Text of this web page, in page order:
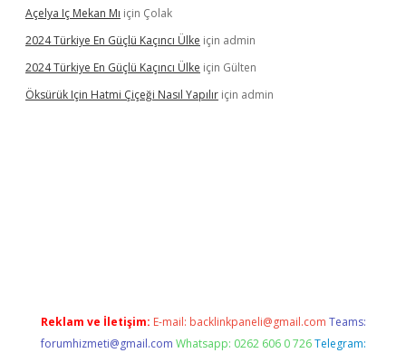
Açelya Iç Mekan Mı için Çolak
2024 Türkiye En Güçlü Kaçıncı Ülke için admin
2024 Türkiye En Güçlü Kaçıncı Ülke için Gülten
Öksürük Için Hatmi Çiçeği Nasıl Yapılır için admin
Reklam ve İletişim: E-mail: backlinkpaneli@gmail.com Teams:
forumhizmeti@gmail.com Whatsapp: 0262 606 0 726 Telegram: